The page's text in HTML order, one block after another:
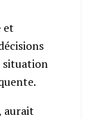
et
situation
aurait